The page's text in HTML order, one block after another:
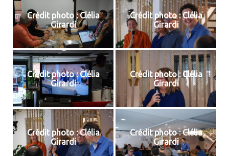
Crédit photo : Clélia
Girardi
Crédit photo : Clélia
Girardi
Crédit photo : Clélia
Girardi
Crédit photo : Clélia
Girardi
Crédit photo : Clélia
Girardi
Crédit photo : Clélia
Girardi